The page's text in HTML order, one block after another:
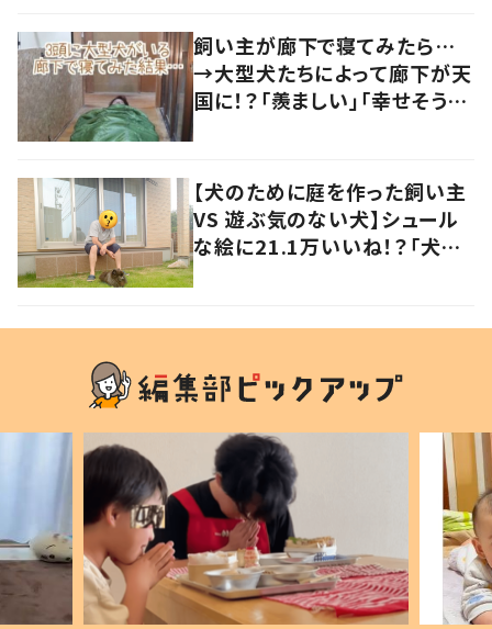
飼い主が廊下で寝てみたら…
→大型犬たちによって廊下が天
国に！？「羨ましい」「幸せそう」
【犬のために庭を作った飼い主
VS 遊ぶ気のない犬】シュール
な絵に21.1万いいね！？「犬の